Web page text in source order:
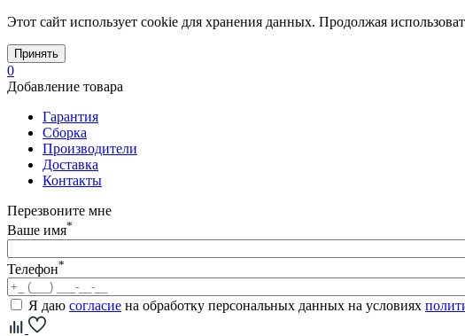
Этот сайт использует cookie для хранения данных. Продолжая
Принять
0
Добавление товара
Гарантия
Сборка
Производители
Доставка
Контакты
Перезвоните мне
Ваше имя*
Телефон*
Я даю согласие на обработку персональных данных на условиях